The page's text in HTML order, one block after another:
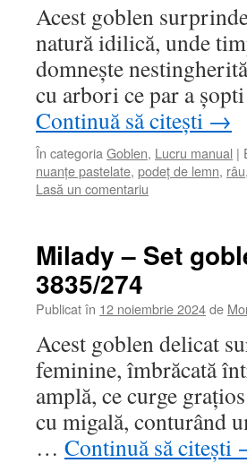
Acest goblen
natură idilică, unde
domnește
cu arbori ce par a
Continuă să citești →
În categoria Goblen, Lucru manual |
nuanțe pastelate, podeț de lemn, râu,
Lasă un comentariu
Milady – Set
3835/274
Publicat în 12 noiembrie 2024de
Acest goblen delicat
feminine, îmbrăcată
amplă, ce curge
cu migală, conturând
… Continuă să citești